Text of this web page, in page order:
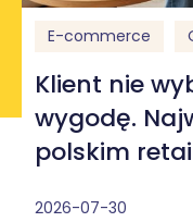
E-commerce
Klient nie
wygodę.
polskim
2026-07-30